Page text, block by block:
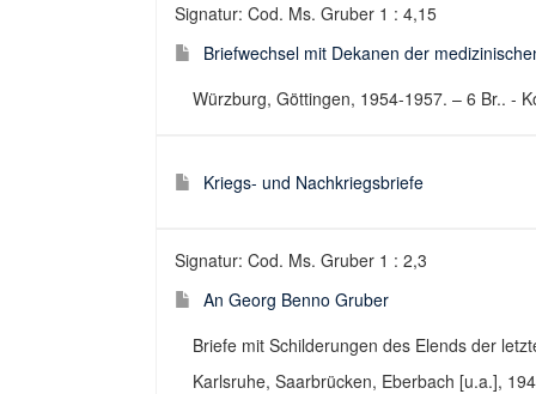
Signatur: Cod. Ms. Gruber 1 : 4,15
Briefwechsel mit Dekanen der
Würzburg, Göttingen, 1954-1957. – 6 Br.. -
Kriegs- und Nachkriegsbriefe
Signatur: Cod. Ms. Gruber 1 : 2,3
An Georg Benno Gruber
Briefe mit Schilderungen des Elends der
Karlsruhe, Saarbrücken, Eberbach [u.a.],